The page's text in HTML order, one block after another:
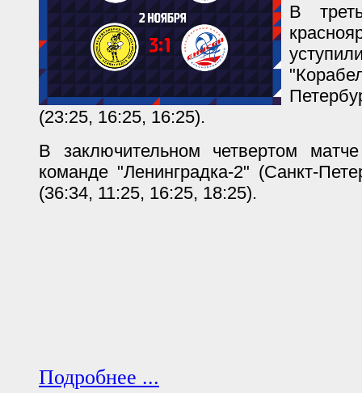
В
(23:25, 16:25, 16:25).
В заключительном четвертом
команде "Ленинградка-2" (Санкт-
(36:34, 11:25, 16:25, 18:25).
Подробнее ...